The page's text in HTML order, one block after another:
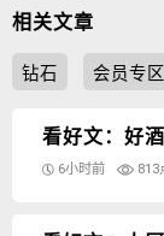
相关文章
钻石 会员专区
看好文：好
6小时前 813